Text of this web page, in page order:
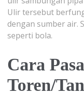
Ulir tersebut
dengan sumber air.
seperti bola.
Cara
Toren/